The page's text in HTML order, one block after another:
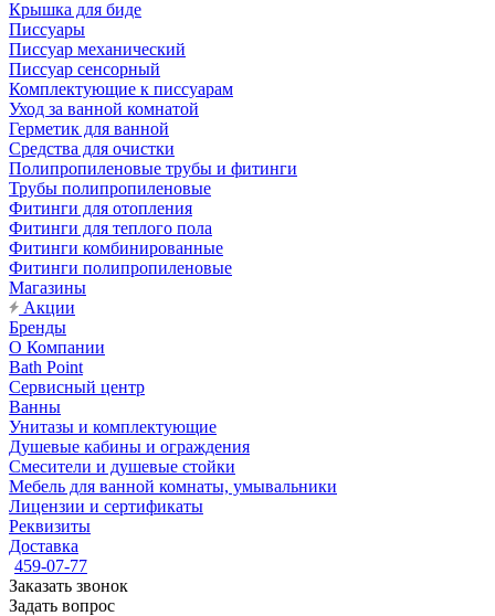
Крышка для биде
Писсуары
Писсуар механический
Писсуар сенсорный
Комплектующие к писсуарам
Уход за ванной комнатой
Герметик для ванной
Средства для очистки
Полипропиленовые трубы и фитинги
Трубы полипропиленовые
Фитинги для отопления
Фитинги для теплого пола
Фитинги комбинированные
Фитинги полипропиленовые
Магазины
Акции
Бренды
О Компании
Bath Point
Сервисный центр
Ванны
Унитазы и комплектующие
Душевые кабины и ограждения
Смесители и душевые стойки
Мебель для ванной комнаты, умывальники
Лицензии и сертификаты
Реквизиты
Доставка
459-07-77
Заказать звонок
Задать вопрос